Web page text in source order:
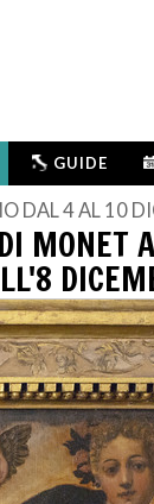
GUIDE
DAL 4 AL 10
MONET